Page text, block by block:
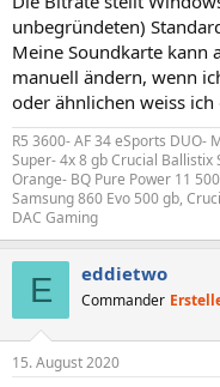
unbegründeten)
Meine Soundkarte kann
manuell ändern, wenn
oder ähnlichen weiss ich
R5 3600- AF 34 eSports DUO-
Super- 4x 8 gb Crucial Ballistix
Orange- BQ Pure Power 11
Samsung 860 Evo 500 gb,
DAC Gaming
E eddietwo
Commander
15. August 2020